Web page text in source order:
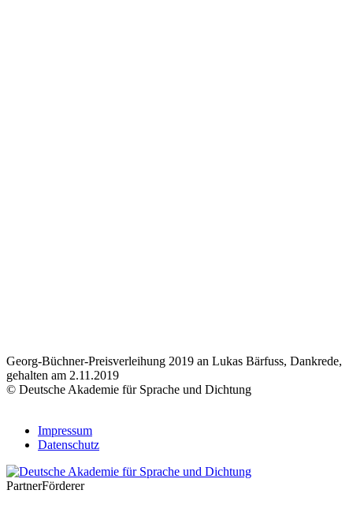
Georg-Büchner-Preisverleihung 2019 an Lukas Bärfuss, Dankrede,
gehalten am 2.11.2019
© Deutsche Akademie für Sprache und Dichtung
Impressum
Datenschutz
PartnerFörderer